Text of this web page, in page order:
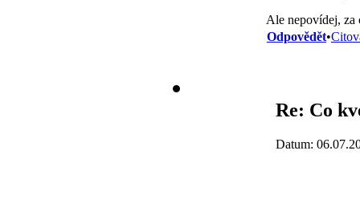
Ale nepovídej, za
Odpovědět•
Re: Co
Datum: